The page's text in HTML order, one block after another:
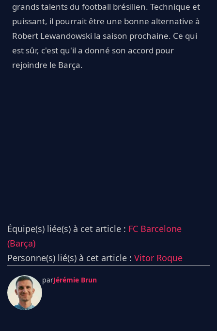
grands talents du football brésilien. Technique et
puissant, il pourrait être une bonne alternative à
Robert Lewandowski la saison prochaine. Ce qui
est sûr, c'est qu'il a donné son accord pour
rejoindre le Barça.
Équipe(s) liée(s) à cet article : FC Barcelone
(Barça)
Personne(s) lié(s) à cet article : Vitor Roque
parJérémie Brun